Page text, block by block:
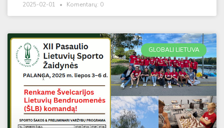
2025-02-01 Komentarų: 0
GLOBALI LIETUVA